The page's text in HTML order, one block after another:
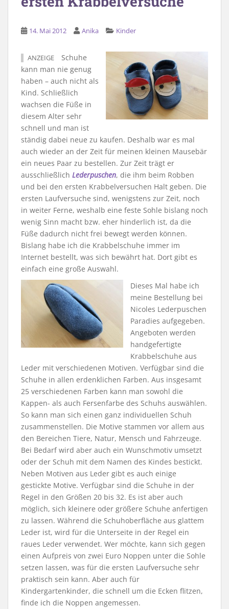
14. Mai 2012 Anika Kinder
ANZEIGE
Schuhe
kann man nie genug
haben – auch nicht als
Kind. Schließlich
wachsen die Füße in
diesem Alter sehr
schnell und man ist
ständig dabei neue zu kaufen. Deshalb war es mal
auch wieder an der Zeit für meinen kleinen Mausebär
ein neues Paar zu bestellen. Zur Zeit trägt er
ausschließlich Lederpuschen, die ihm beim Robben
und bei den ersten Krabbelversuchen Halt geben. Die
ersten Laufversuche sind, wenigstens zur Zeit, noch
in weiter Ferne, weshalb eine feste Sohle bislang noch
wenig Sinn macht bzw. eher hinderlich ist, da die
Füße dadurch nicht frei bewegt werden können.
Bislang habe ich die Krabbelschuhe immer im
Internet bestellt, was sich bewährt hat. Dort gibt es
einfach eine große Auswahl.
Dieses Mal habe ich
meine Bestellung bei
Nicoles Lederpuschen
Paradies aufgegeben.
Angeboten werden
handgefertigte
Krabbelschuhe aus
Leder mit verschiedenen Motiven. Verfügbar sind die
Schuhe in allen erdenklichen Farben. Aus insgesamt
25 verschiedenen Farben kann man sowohl die
Kappen- als auch Fersenfarbe des Schuhs auswählen.
So kann man sich einen ganz individuellen Schuh
zusammenstellen. Die Motive stammen vor allem aus
den Bereichen Tiere, Natur, Mensch und Fahrzeuge.
Bei Bedarf wird aber auch ein Wunschmotiv umsetzt
oder der Schuh mit dem Namen des Kindes bestickt.
Neben Motiven aus Leder gibt es auch einige
gestickte Motive. Verfügbar sind die Schuhe in der
Regel in den Größen 20 bis 32. Es ist aber auch
möglich, sich kleinere oder größere Schuhe anfertigen
zu lassen. Während die Schuhoberfläche aus glattem
Leder ist, wird für die Unterseite in der Regel ein
raues Leder verwendet. Wer möchte, kann sich gegen
einen Aufpreis von zwei Euro Noppen unter die Sohle
setzen lassen, was für die ersten Laufversuche sehr
praktisch sein kann. Aber auch für
Kindergartenkinder, die schnell um die Ecken flitzen,
finde ich die Noppen angemessen.